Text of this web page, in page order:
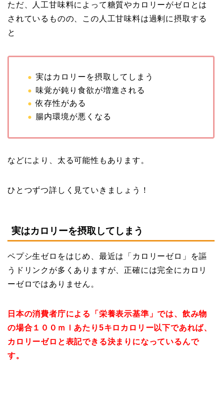
ただ、人工甘味料によって糖質やカロリーがゼロとは
されているものの、この人工甘味料は過剰に摂取する
と
実はカロリーを摂取してしまう
味覚が鈍り食欲が増進される
依存性がある
腸内環境が悪くなる
などにより、太る可能性もあります。
ひとつずつ詳しく見ていきましょう！
実はカロリーを摂取してしまう
ペプシ生ゼロをはじめ、最近は「カロリーゼロ」を謳
うドリンクが多くありますが、正確には完全にカロリ
ーゼロではありません。
日本の消費者庁による「栄養表示基準」では、飲み物
の場合１００ｍｌあたり5キロカロリー以下であれば、
カロリーゼロと表記できる決まりになっているんで
す。